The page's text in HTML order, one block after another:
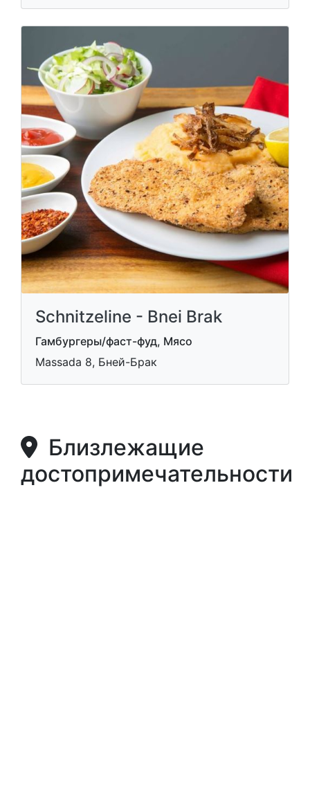
Schnitzeline - Bnei Brak
Гамбургеры/фаст-фуд, Мясо
Massada 8, Бней-Брак
Близлежащие
достопримечательности